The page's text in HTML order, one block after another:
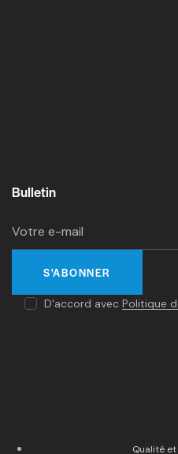
Bulletin
D'accord avecPolitique
Qualité